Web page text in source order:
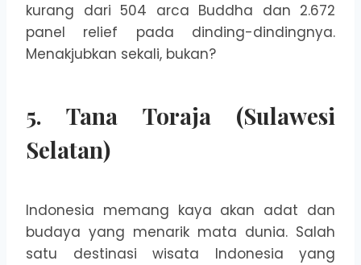
kurang dari 504 arca Buddha dan 2.672
panel relief pada dinding-dindingnya.
Menakjubkan sekali, bukan?
5. Tana Toraja (Sulawesi
Selatan)
Indonesia memang kaya akan adat dan
budaya yang menarik mata dunia. Salah
satu destinasi wisata Indonesia yang